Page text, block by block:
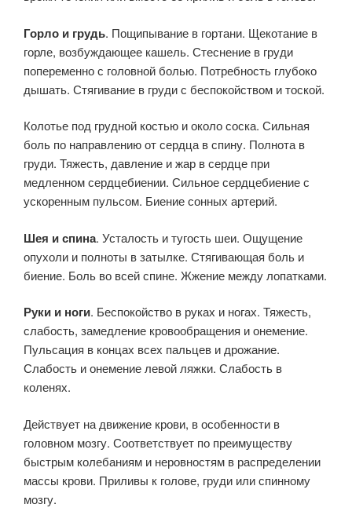
Горло и грудь. Пощипывание в гортани. Щекотание в
горле, возбуждающее кашель. Стеснение в груди
попеременно с головной болью. Потребность глубоко
дышать. Стягивание в груди с беспокойством и тоской.
Колотье под грудной костью и около соска. Сильная
боль по направлению от сердца в спину. Полнота в
груди. Тяжесть, давление и жар в сердце при
медленном сердцебиении. Сильное сердцебиение с
ускоренным пульсом. Биение сонных артерий.
Шея и спина. Усталость и тугость шеи. Ощущение
опухоли и полноты в затылке. Стягивающая боль и
биение. Боль во всей спине. Жжение между лопатками.
Руки и ноги. Беспокойство в руках и ногах. Тяжесть,
слабость, замедление кровообращения и онемение.
Пульсация в концах всех пальцев и дрожание.
Слабость и онемение левой ляжки. Слабость в
коленях.
Действует на движение крови, в особенности в
головном мозгу. Соответствует по преимуществу
быстрым колебаниям и неровностям в распределении
массы крови. Приливы к голове, груди или спинному
мозгу.